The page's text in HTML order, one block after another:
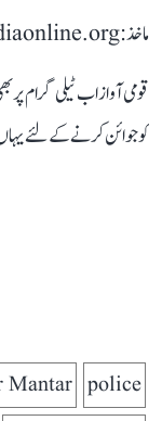
ماخذ: ruralindiaonline.org
قومی آواز اب ٹیلی گرام
کو جوائن کرنے کے لئے
police
Mantar